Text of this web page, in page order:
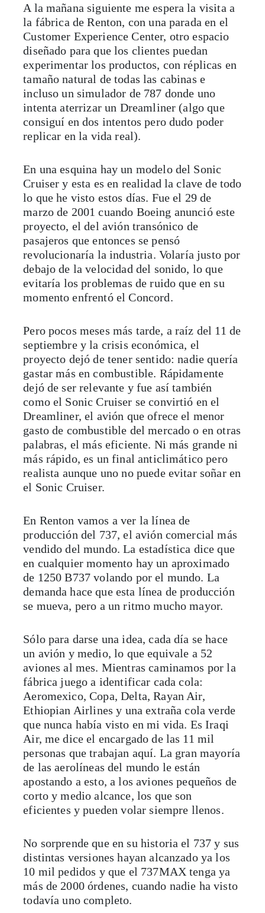
A la mañana siguiente me espera la visita a
la fábrica de Renton, con una parada en el
Customer Experience Center, otro espacio
diseñado para que los clientes puedan
experimentar los productos, con réplicas en
tamaño natural de todas las cabinas e
incluso un simulador de 787 donde uno
intenta aterrizar un Dreamliner (algo que
consiguí en dos intentos pero dudo poder
replicar en la vida real).
En una esquina hay un modelo del Sonic
Cruiser y esta es en realidad la clave de todo
lo que he visto estos días. Fue el 29 de
marzo de 2001 cuando Boeing anunció este
proyecto, el del avión transónico de
pasajeros que entonces se pensó
revolucionaría la industria. Volaría justo por
debajo de la velocidad del sonido, lo que
evitaría los problemas de ruido que en su
momento enfrentó el Concord.
Pero pocos meses más tarde, a raíz del 11 de
septiembre y la crisis económica, el
proyecto dejó de tener sentido: nadie quería
gastar más en combustible. Rápidamente
dejó de ser relevante y fue así también
como el Sonic Cruiser se convirtió en el
Dreamliner, el avión que ofrece el menor
gasto de combustible del mercado o en otras
palabras, el más eficiente. Ni más grande ni
más rápido, es un final anticlimático pero
realista aunque uno no puede evitar soñar en
el Sonic Cruiser.
En Renton vamos a ver la línea de
producción del 737, el avión comercial más
vendido del mundo. La estadística dice que
en cualquier momento hay un aproximado
de 1250 B737 volando por el mundo. La
demanda hace que esta línea de producción
se mueva, pero a un ritmo mucho mayor.
Sólo para darse una idea, cada día se hace
un avión y medio, lo que equivale a 52
aviones al mes. Mientras caminamos por la
fábrica juego a identificar cada cola:
Aeromexico, Copa, Delta, Rayan Air,
Ethiopian Airlines y una extraña cola verde
que nunca había visto en mi vida. Es Iraqi
Air, me dice el encargado de las 11 mil
personas que trabajan aquí. La gran mayoría
de las aerolíneas del mundo le están
apostando a esto, a los aviones pequeños de
corto y medio alcance, los que son
eficientes y pueden volar siempre llenos.
No sorprende que en su historia el 737 y sus
distintas versiones hayan alcanzado ya los
10 mil pedidos y que el 737MAX tenga ya
más de 2000 órdenes, cuando nadie ha visto
todavía uno completo.